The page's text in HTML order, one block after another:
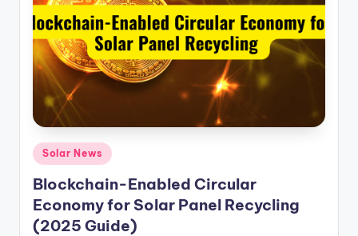
n.
c
o
m
Posted
in
Solar News
Blockchain-Enabled Circular
Economy for Solar Panel Recycling
(2025 Guide)